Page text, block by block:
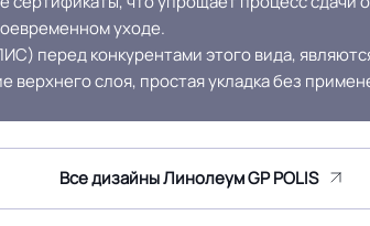
сухое помещение. Оттенок
уходе.
перед конкурентами этого вида,
верхнего слоя, простая укладка без
Все дизайны Линолеум GP POLIS